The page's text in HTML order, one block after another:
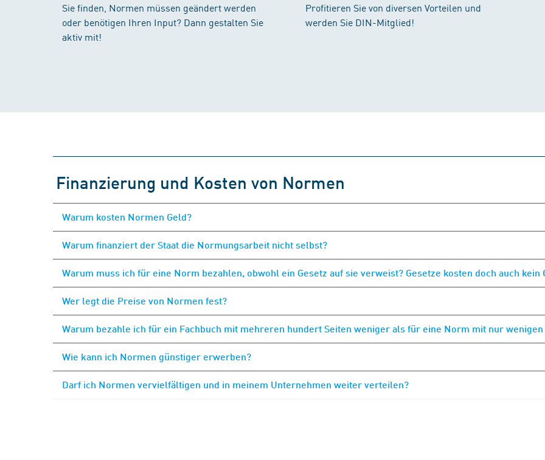
Sie finden, Normen müssen geändert werden
oder benötigen Ihren Input? Dann gestalten Sie
aktiv mit!
Profitieren Sie von diversen Vorteilen und
werden Sie DIN-Mitglied!
Finanzierung und Kosten von Normen
Warum kosten Normen Geld?
Warum finanziert der Staat die Normungsarbeit nicht selbst?
Warum muss ich für eine Norm bezahlen, obwohl ein Gesetz auf sie verweist? Gesetze kosten doch auch kein
Wer legt die Preise von Normen fest?
Warum bezahle ich für ein Fachbuch mit mehreren hundert Seiten weniger als für eine Norm mit nur wenigen
Wie kann ich Normen günstiger erwerben?
Darf ich Normen vervielfältigen und in meinem Unternehmen weiter verteilen?